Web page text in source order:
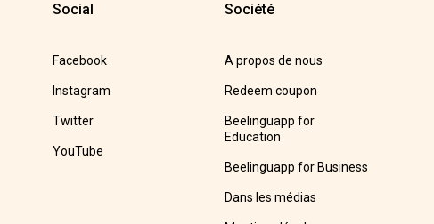
Social
Facebook
Instagram
Twitter
YouTube
Société
A propos de nous
Redeem coupon
Beelinguapp for
Education
Beelinguapp for Business
Dans les médias